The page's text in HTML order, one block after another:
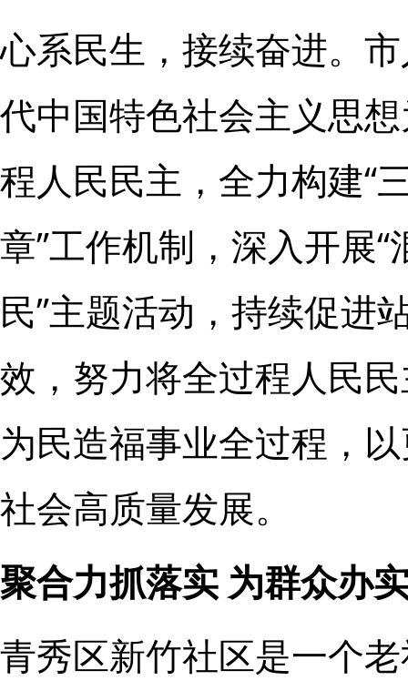
心系民生，接续奋进。
代中国特色社会主义思
程人民民主，全力构建“
章”工作机制，深入开展
民”主题活动，持续促进
效，努力将全过程人民
为民造福事业全过程，
社会高质量发展。
聚合力抓落实 为群众办
青秀区新竹社区是一个